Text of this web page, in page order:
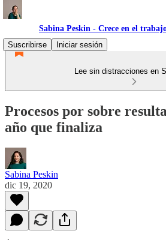
Sabina Peskin - Crece en el
Suscribirse
Iniciar sesión
Lee sin distracciones en
Procesos por sobre
año que finaliza
Sabina Peskin
dic 19, 2020